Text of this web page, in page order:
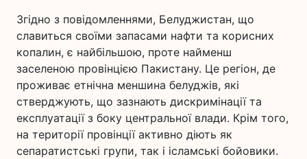
Згідно з повідомленнями, Белуджистан, що
славиться своїми запасами нафти та корисних
копалин, є найбільшою, проте найменш
заселеною провінцією Пакистану. Це регіон, де
проживає етнічна меншина белуджів, які
стверджують, що зазнають дискримінації та
експлуатації з боку центральної влади. Крім того,
на території провінції активно діють як
сепаратистські групи, так і ісламські бойовики.